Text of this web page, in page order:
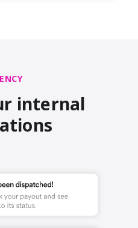
internal